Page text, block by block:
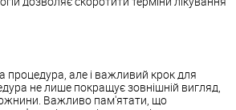
процедура, але і важливий крок для
не лише покращує зовнішній вигляд,
Важливо пам'ятати, що